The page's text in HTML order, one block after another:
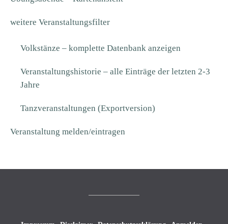
weitere Veranstaltungsfilter
Volkstänze – komplette Datenbank anzeigen
Veranstaltungshistorie – alle Einträge der letzten 2-3
Jahre
Tanzveranstaltungen (Exportversion)
Veranstaltung melden/eintragen